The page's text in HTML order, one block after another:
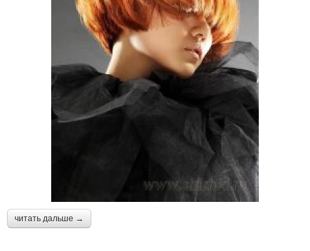
читать дальше →